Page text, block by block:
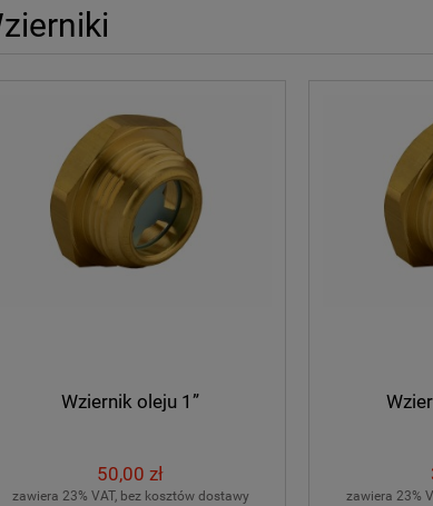
Wziernik oleju 1”
50,00 zł
zawiera 23% VAT, bez kosztów dostawy zawiera 23%